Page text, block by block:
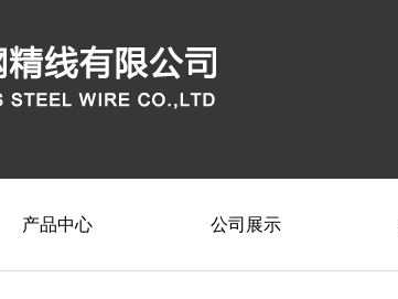
产品中心 公司展示